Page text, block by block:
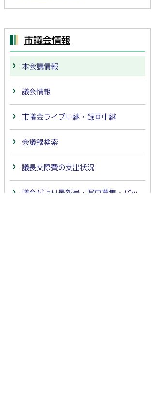
市議会情報
本会議情報
議会情報
市議会ライブ中継・録画中継
会議録検索
議長交際費の支出状況
議会だより最新号・写真募集・バッ